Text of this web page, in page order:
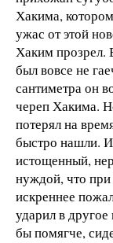
Хакима,
ужас от этой
Хаким прозрел.
был вовсе не
сантиметра он
череп Хакима.
потерял на
быстро нашли.
истощенный,
нуждой, что
искреннее
ударил в
бы помягче,